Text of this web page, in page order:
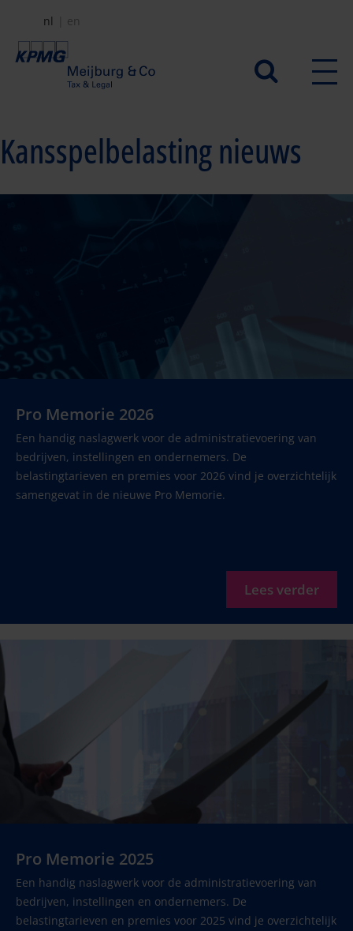
naar
Secundair
nl en
Kansspelbelasting nieuws
Pro Memorie 2026
Een handig naslagwerk voor de administratievoering van
bedrijven, instellingen en ondernemers. De
belastingtarieven en premies voor 2026 vind je overzichtelijk
samengevat in de nieuwe Pro Memorie.
Lees verder
Pro Memorie 2025
Een handig naslagwerk voor de administratievoering van
bedrijven, instellingen en ondernemers. De
belastingtarieven en premies voor 2025 vind je overzichtelijk